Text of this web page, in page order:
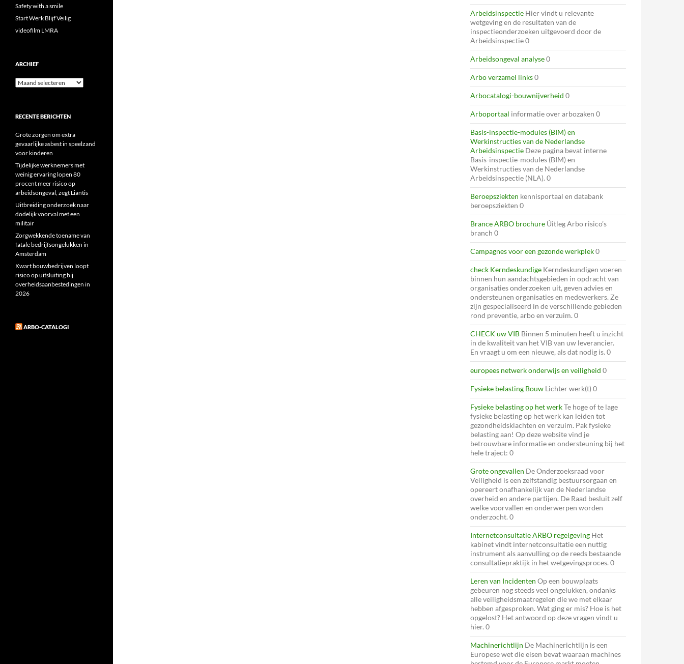
Arbeidsinspectie Hier vindt u relevante
wetgeving en de resultaten van de
inspectieonderzoeken uitgevoerd door de
Arbeidsinspectie 0
Arbeidsongeval analyse0
Arbo verzamel links0
Arbocatalogi-bouwnijverheid 0
Arboportaal informatie over arbozaken 0
Basis-inspectie-modules (BIM) en
Werkinstructies van de Nederlandse
Arbeidsinspectie Deze pagina bevat interne
Basis-inspectie-modules (BIM) en
Werkinstructies van de Nederlandse
Arbeidsinspectie (NLA). 0
Beroepsziekten kennisportaal en databank
beroepsziekten 0
Brance ARBO brochure Úitleg Arbo risico’s
branch 0
Campagnes voor een gezonde werkplek0
check Kerndeskundige Kerndeskundigen voeren
binnen hun aandachtsgebieden in opdracht van
organisaties onderzoeken uit, geven advies en
ondersteunen organisaties en medewerkers. Ze
zijn gespecialiseerd in de verschillende gebieden
rond preventie, arbo en verzuim. 0
CHECK uw VIB Binnen 5 minuten heeft u inzicht
in de kwaliteit van het VIB van uw leverancier.
En vraagt u om een nieuwe, als dat nodig is. 0
europees netwerk onderwijs en veiligheid 0
Fysieke belasting Bouw Lichter werk(t) 0
Fysieke belasting op het werkTe hoge of te lage
fysieke belasting op het werk kan leiden tot
gezondheidsklachten en verzuim. Pak fysieke
belasting aan! Op deze website vind je
betrouwbare informatie en ondersteuning bij het
hele traject: 0
Grote ongevallen De Onderzoeksraad voor
Veiligheid is een zelfstandig bestuursorgaan en
opereert onafhankelijk van de Nederlandse
overheid en andere partijen. De Raad besluit zelf
welke voorvallen en onderwerpen worden
onderzocht. 0
Internetconsultatie ARBO regelgeving Het
kabinet vindt internetconsultatie een nuttig
instrument als aanvulling op de reeds bestaande
consultatiepraktijk in het wetgevingsproces. 0
Leren van Incidenten Op een bouwplaats
gebeuren nog steeds veel ongelukken, ondanks
alle veiligheidsmaatregelen die we met elkaar
hebben afgesproken. Wat ging er mis? Hoe is het
opgelost? Het antwoord op deze vragen vindt u
hier. 0
Machinerichtlijn De Machinerichtlijn is een
Europese wet die eisen bevat waaraan machines
Safety with a smile
Start Werk Blijf Veilig
videofilm LMRA
ARCHIEF
Archief
RECENTE BERICHTEN
Grote zorgen om extra
gevaarlijke asbest in speelzand
voor kinderen
Tijdelijke werknemers met
weinig ervaring lopen 80
procent meer risico op
arbeidsongeval, zegt Liantis
Uitbreiding onderzoek naar
dodelijk voorval met een
militair
Zorgwekkende toename van
fatale bedrijfsongelukken in
Amsterdam
Kwart bouwbedrijven loopt
risico op uitsluiting bij
overheidsaanbestedingen in
2026
ARBO-CATALOGI